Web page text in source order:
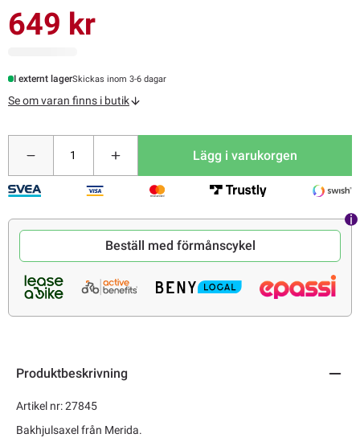
649 kr
I externt lagerSkickas inom 3-6 dagar
Se om varan finns i butik
Lägg i varukorgen
Beställ med förmånscykel
Produktbeskrivning
Artikel nr: 27845
Bakhjulsaxel från Merida.